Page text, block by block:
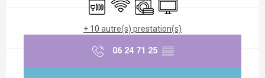
+ 10 autre(s) prestation(s)
06 24 71 25 ▒▒